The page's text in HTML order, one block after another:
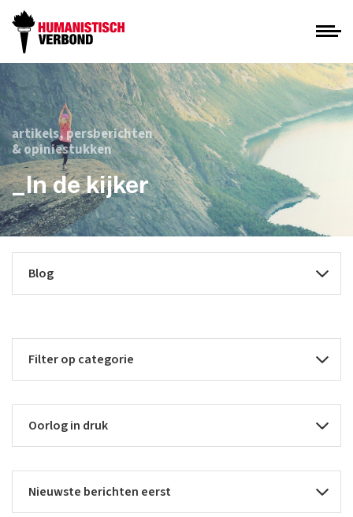
artikels, persberichten
& opiniestukken
_In de kijker